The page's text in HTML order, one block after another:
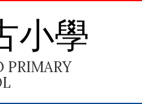
小學
PRIMARY